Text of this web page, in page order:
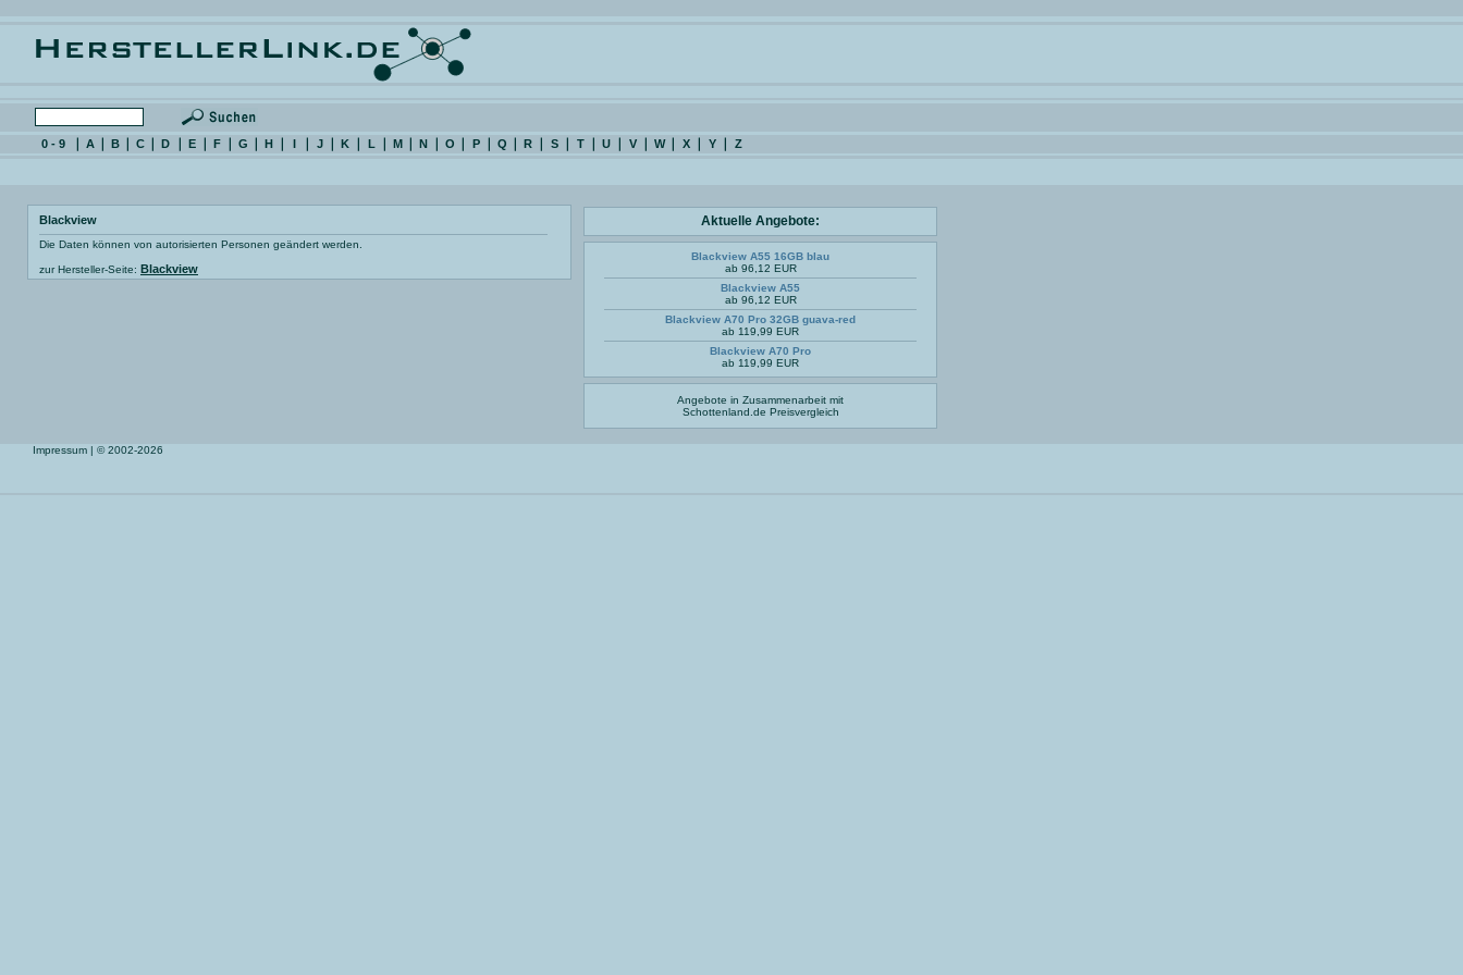
0 - 9 A B C D E F G H I J K L M N O P Q R S T U V W X Y Z
Blackview
Die Daten können von autorisierten Personen geändert werden.
zur Hersteller-Seite: Blackview
Aktuelle Angebote:
Blackview A55 16GB blau
ab 96,12 EUR
Blackview A55
ab 96,12 EUR
Blackview A70 Pro 32GB guava-red
ab 119,99 EUR
Blackview A70 Pro
ab 119,99 EUR
Angebote in Zusammenarbeit mit
Schottenland.de Preisvergleich
Impressum | © 2002-2026